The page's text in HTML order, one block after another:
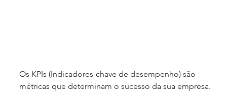
Os KPIs (Indicadores-chave de desempenho) são
métricas que determinam o sucesso da sua empresa.